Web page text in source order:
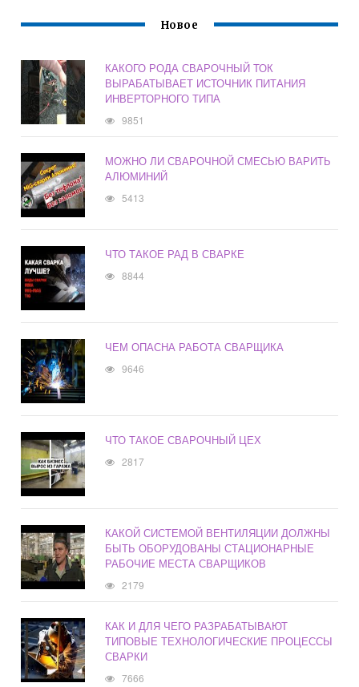
Новое
КАКОГО РОДА СВАРОЧНЫЙ ТОК
ВЫРАБАТЫВАЕТ ИСТОЧНИК ПИТАНИЯ
ИНВЕРТОРНОГО ТИПА
9851
МОЖНО ЛИ СВАРОЧНОЙ СМЕСЬЮ ВАРИТЬ
АЛЮМИНИЙ
5413
ЧТО ТАКОЕ РАД В СВАРКЕ
8844
ЧЕМ ОПАСНА РАБОТА СВАРЩИКА
9646
ЧТО ТАКОЕ СВАРОЧНЫЙ ЦЕХ
2817
КАКОЙ СИСТЕМОЙ ВЕНТИЛЯЦИИ ДОЛЖНЫ
БЫТЬ ОБОРУДОВАНЫ СТАЦИОНАРНЫЕ
РАБОЧИЕ МЕСТА СВАРЩИКОВ
2179
КАК И ДЛЯ ЧЕГО РАЗРАБАТЫВАЮТ
ТИПОВЫЕ ТЕХНОЛОГИЧЕСКИЕ ПРОЦЕССЫ
СВАРКИ
7666